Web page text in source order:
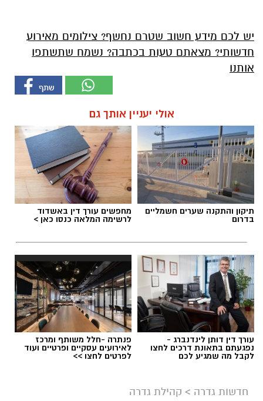
יש לכם מידע חשוב שטרם נחשף? צילומים מאירוע
חדשותי? מצאתם טעות בכתבה? נשמח שתשתפו
אותנו
אולי יעניין אותך גם
תיקון והתקנה שערים חשמליים
בדרום
מחפשים עורך דין באשדוד
לרשימה המלאה כנסו כאן >
עורך דין דותן לינדנברג -
נפגעתם בתאונת דרכים לחצו
לקבל מה שמגיע לכם
פנתרה -חלל משותף ומרכז
לאירועים עסקיים ופרטיים ועוד
לפרטים לחצו >>
חדשות גדרה > קהילת גדרה